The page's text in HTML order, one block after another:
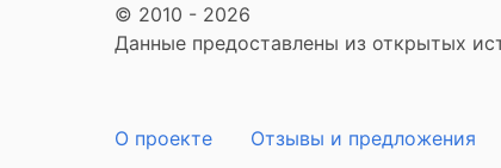
© 2010 - 2026
Данные предоставлены из открытых
О проекте Отзывы и предложения